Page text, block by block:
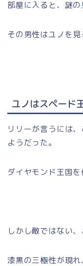
部屋に入ると、謎の
その男性はユノを見
ユノはスペード
リリーが言うには
ようだった。
ダイヤモンド王国
しかし敵ではない、
漆黒の三極性が現